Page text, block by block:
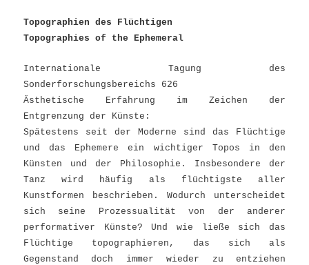
Topographien des Flüchtigen
Topographies of the Ephemeral
Internationale Tagung des
Sonderforschungsbereichs 626
Ästhetische Erfahrung im Zeichen der
Entgrenzung der Künste:
Spätestens seit der Moderne sind das Flüchtige
und das Ephemere ein wichtiger Topos in den
Künsten und der Philosophie. Insbesondere der
Tanz wird häufig als flüchtigste aller
Kunstformen beschrieben. Wodurch unterscheidet
sich seine Prozessualität von der anderer
performativer Künste? Und wie ließe sich das
Flüchtige topographieren, das sich als
Gegenstand doch immer wieder zu entziehen